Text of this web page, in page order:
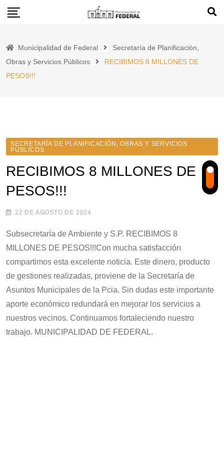
Skip
Municipalidad de Federal
Secretaría de Planificación,
Obras y Servicios Públicos
RECIBIMOS 8 MILLONES DE
PESOS!!!
SECRETARÍA DE PLANIFICACIÓN, OBRAS Y SERVICIOS
PÚBLICOS
RECIBIMOS 8 MILLONES DE
PESOS!!!
22 DE AGOSTO DE 2024
Subsecretaría de Ambiente y S.P. RECIBIMOS 8
MILLONES DE PESOS!!!Con mucha satisfacción
compartimos esta excelente noticia. Este dinero, producto
de gestiones realizadas, proviene de la Secretaría de
Asuntos Municipales de la Pcia. Sin dudas este importante
aporte económico redundará en mejorar los servicios a
nuestros vecinos. Continuamos fortaleciendo nuestro
trabajo. MUNICIPALIDAD DE FEDERAL.